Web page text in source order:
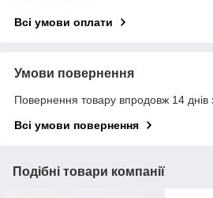
Всі умови оплати
Умови повернення
Повернення товару впродовж 14 днів
Всі умови повернення
Подібні товари компанії